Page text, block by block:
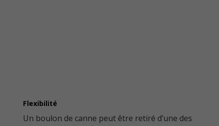
Flexibilité
Un boulon de canne peut être retiré d’une des